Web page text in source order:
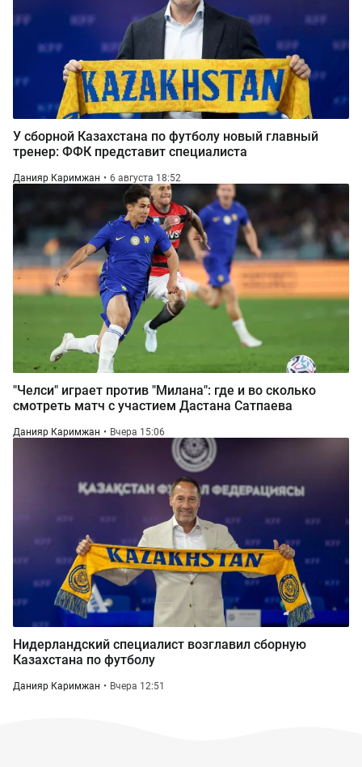
У сборной Казахстана по футболу новый главный
тренер: ФФК представит специалиста
Данияр Каримжан 6 августа 18:52
"Челси" играет против "Милана": где и во сколько
смотреть матч с участием Дастана Сатпаева
Данияр Каримжан Вчера 15:06
Нидерландский специалист возглавил сборную
Казахстана по футболу
Данияр Каримжан Вчера 12:51